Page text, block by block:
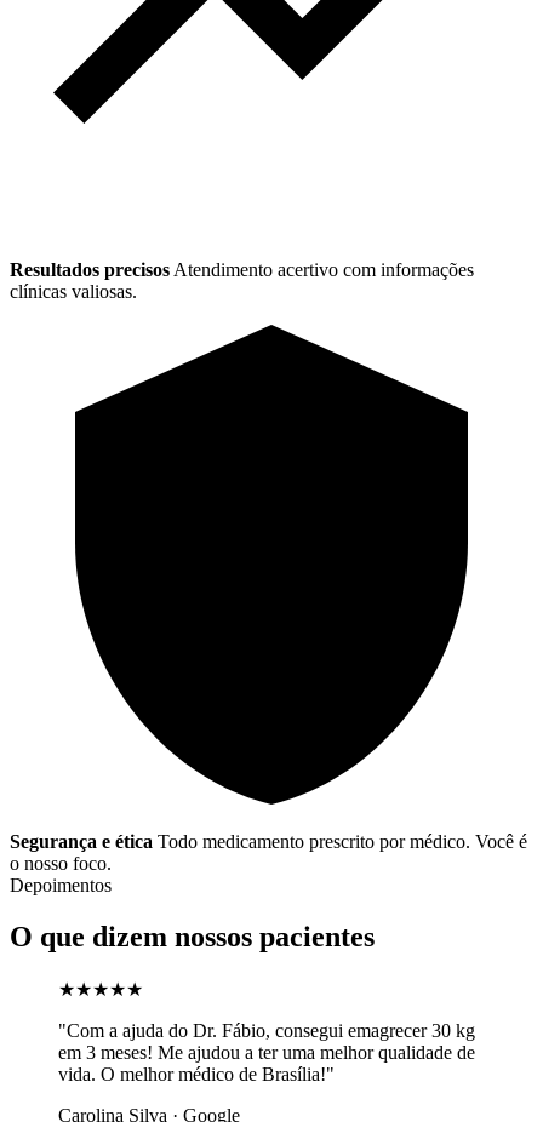
Resultados precisos Atendimento acertivo com informações
clínicas valiosas.
Segurança e ética Todo medicamento prescrito por médico. Você é
o nosso foco.
Depoimentos
O que dizem nossos pacientes
★★★★★
"Com a ajuda do Dr. Fábio, consegui emagrecer 30 kg
em 3 meses! Me ajudou a ter uma melhor qualidade de
vida. O melhor médico de Brasília!"
Carolina Silva · Google